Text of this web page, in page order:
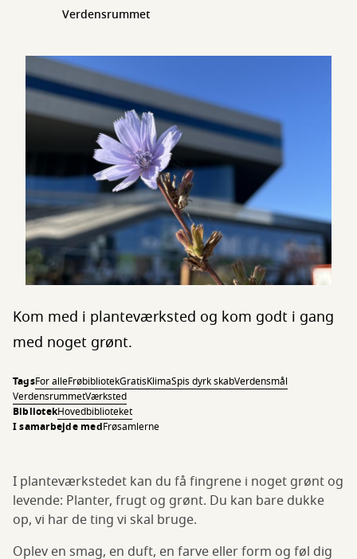
Verdensrummet
Kom med i planteværksted og kom godt i gang
med noget grønt.
TagsFor alleFrøbibliotekGratisKlimaSpis dyrk skabVerdensmål
VerdensrummetVærksted
BibliotekHovedbiblioteket
I samarbejde medFrøsamlerne
I planteværkstedet kan du få fingrene i noget grønt og
levende: Planter, frugt og grønt. Du kan bare dukke
op, vi har de ting vi skal bruge.
Oplev en smag, en duft, en farve eller form og føl dig